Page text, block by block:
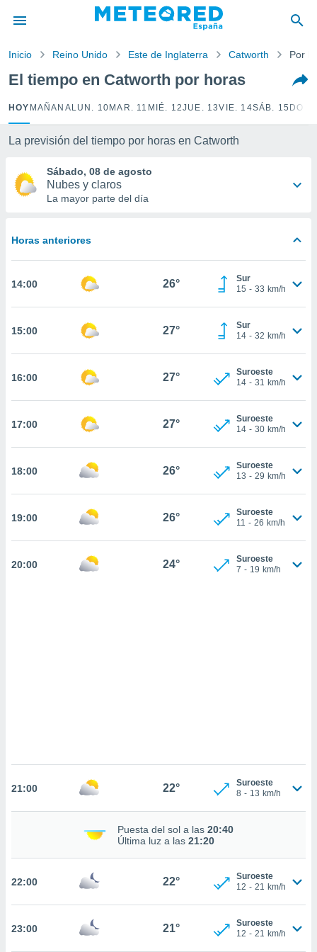
por
para
que se
calidad.
a este
y
digital
permite
seguir
coste.
a la
todas
nuestros
nos
análisis
perfil
aceptar
de
sitio
CONFIGURACIÓN
Inicio Reino Unido Este de Inglaterra Catworth Por
El tiempo en Catworth por horas
HOY MAÑANA LUN. 10 MAR. 11 MIÉ. 12JUE. 13VIE. 14SÁB. 15
La previsión del tiempo por horas en Catworth
Sábado, 08 de agosto
Nubes y claros
La mayor parte del día
Horas anteriores
14:00 26°
Sur
15 - 33 km/h
15:00 27°
Sur
14 - 32 km/h
16:00 27°
Suroeste
14 - 31 km/h
17:00 27°
Suroeste
14 - 30 km/h
18:00 26°
Suroeste
13 - 29 km/h
19:00 26°
Suroeste
11 - 26 km/h
20:00 24°
Suroeste
7 - 19 km/h
21:00 22°
Suroeste
8 - 13 km/h
Puesta del sol a las 20:40
Última luz a las 21:20
22:00 22°
Suroeste
12 - 21 km/h
23:00 21°
Suroeste
12 - 21 km/h